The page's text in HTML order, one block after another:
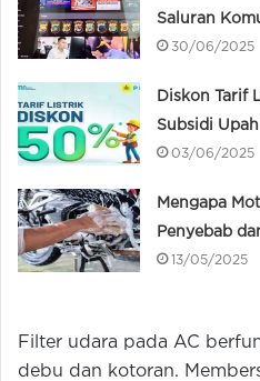
Saluran
30/06/2025
Diskon Tarif
Subsidi
03/06/2025
Mengapa
Penyebab
13/05/2025
Filter udara pada AC
debu dan kotoran.